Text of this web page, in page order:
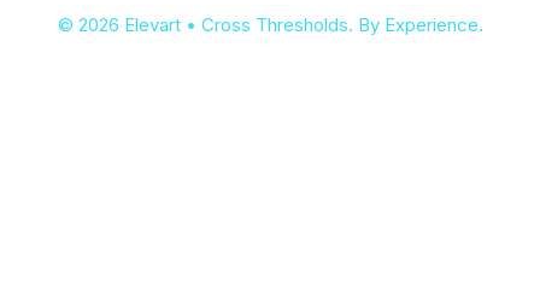
© 2026 Elevart • Cross Thresholds. By Experience.